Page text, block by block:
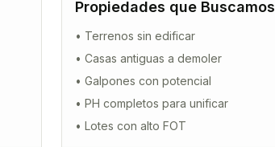
Propiedades que Buscamos
• Terrenos sin edificar
• Casas antiguas a demoler
• Galpones con potencial
• PH completos para unificar
• Lotes con alto FOT